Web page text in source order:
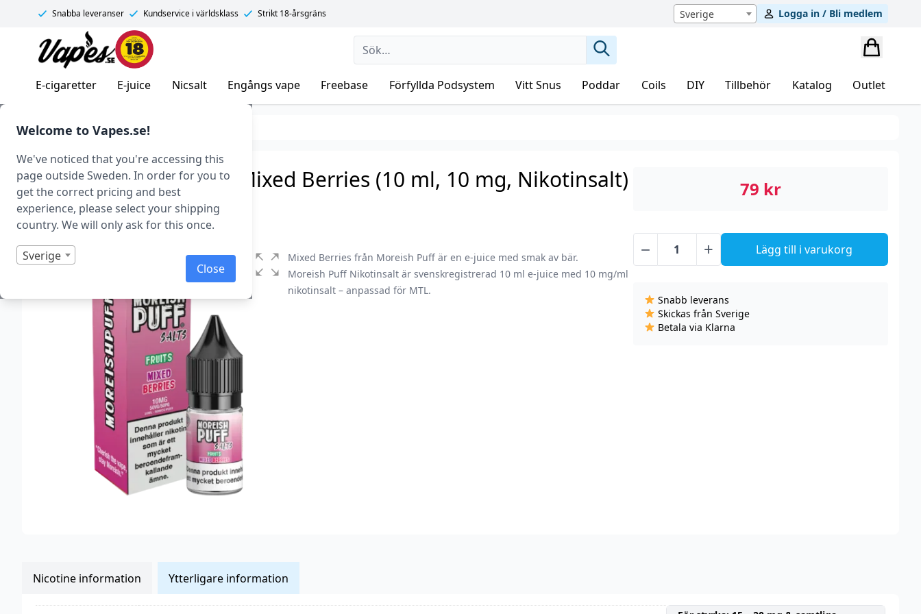
Welcome to Vapes.se!
We've noticed that you're accessing this
page outside Sweden. In order for you to
get the correct pricing and best
experience, please select your shipping
country. We will only ask for this once.
Sverige
Close
Snabba leveranser Kundservice i världsklass Strikt 18-årsgräns Sverige Logga in / Bli medlem
Vapes.se
E-cigaretter E-juice Nicsalt Engångs vape Freebase Förfyllda Podsystem Vitt Snus Poddar Coils DIY Tillbehör Katalog Outlet
E-juice E-juice med nikotin
Moreish Puff Fruits – Mixed Berries (10 ml, 10 mg, Nikotinsalt)
Art.nr: 40954
I lager
Mixed Berries från Moreish Puff är en e-juice med smak av bär.
Moreish Puff Nikotinsalt är svenskregistrerad 10 ml e-juice med 10 mg/ml
nikotinsalt – anpassad för MTL.
79 kr
−
Moreish
-
Mixed
+ Lägg till i varukorg
Snabb leverans
Skickas från Sverige
Betala via Klarna
Nicotine information Ytterligare information